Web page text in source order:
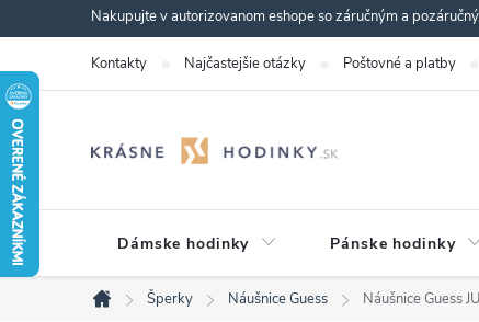
na
obsah
Nakupujte v autorizovanom eshope so záručným a
Kontakty Najčastejšie otázky Poštovné a platby
Dámske hodinky Pánske hodinky
Domov
Šperky Náušnice Guess Náušnice Guess